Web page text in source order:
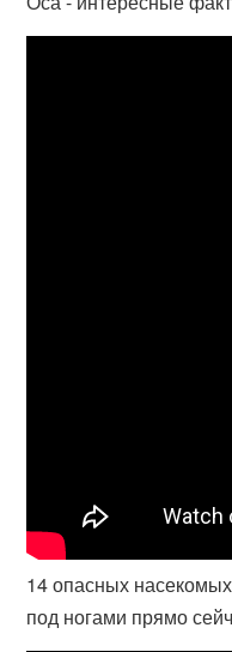
14 опасных
под ногами прямо